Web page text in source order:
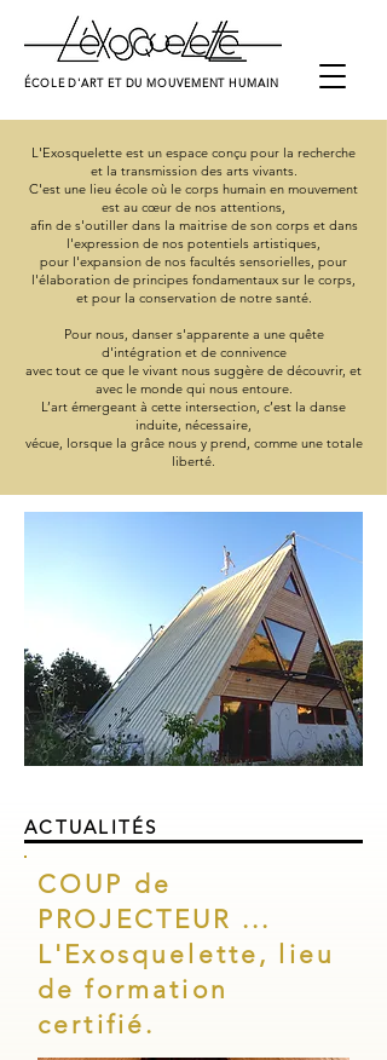
ÉCOLE D'ART ET DU MOUVEMENT HUMAIN
L'Exosquelette est un espace conçu pour la recherche
et la transmission des arts vivants.
C'est une lieu école où le corps humain en mouvement
est au cœur de nos attentions,
afin de s'outiller dans la maitrise de son corps et dans
l'expression de nos potentiels artistiques,
pour l'expansion de nos facultés sensorielles, pour
l'élaboration de principes fondamentaux sur le corps,
et pour la conservation de notre santé.
Pour nous, danser s'apparente a une quête
d'intégration et de connivence
avec tout ce que le vivant nous suggère de découvrir, et
avecle monde qui nous entoure.
L’art émergeant à cette intersection, c’est la danse
induite, nécessaire,
vécue, lorsque la grâce nous y prend, comme une totale
liberté.
ACTUALITÉS
COUP de
PROJECTEUR ...
L'Exosquelette, lieu
de formation
certifié.